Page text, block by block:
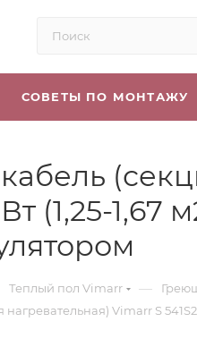
СОВЕТЫ ПО МОНТАЖУ
Вт (1,25-
Теплый пол Vimarr —
Vimarr S